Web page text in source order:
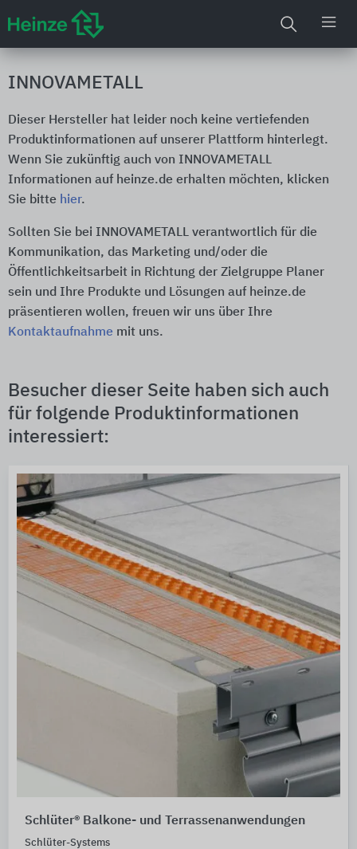
INNOVAMETALL
Dieser Hersteller hat leider noch keine vertiefenden
Produktinformationen auf unserer Plattform hinterlegt.
Wenn Sie zukünftig auch von INNOVAMETALL
Informationen auf heinze.de erhalten möchten, klicken
Sie bitte hier.
Sollten Sie bei INNOVAMETALL verantwortlich für die
Kommunikation, das Marketing und/oder die
Öffentlichkeitsarbeit in Richtung der Zielgruppe Planer
sein und Ihre Produkte und Lösungen auf heinze.de
präsentieren wollen, freuen wir uns über Ihre
Kontaktaufnahme mit uns.
Besucher dieser Seite haben sich auch
für folgende Produktinformationen
interessiert:
Schlüter® Balkone- und Terrassenanwendungen
Schlüter-Systems